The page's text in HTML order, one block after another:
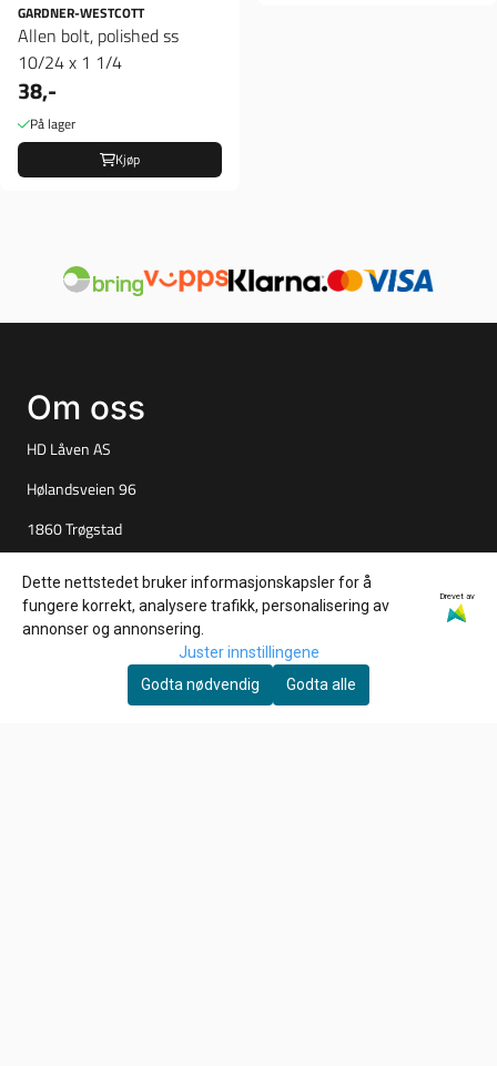
GARDNER-WESTCOTT
Allen bolt, polished ss
10/24 x 1 1/4
38,-
På lager
Kjøp
Om oss
HD Låven AS
Hølandsveien 96
1860 Trøgstad
Tlf:+4790847527
Dette nettstedet bruker informasjonskapsler for å
fungere korrekt, analysere trafikk, personalisering av
annonser og annonsering.
Drevet av
Juster innstillingene
Godta nødvendig
Godta alle